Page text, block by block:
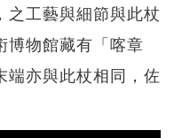
之工藝與細節與此杖
博物館藏有「喀章
端亦與此杖相同，佐